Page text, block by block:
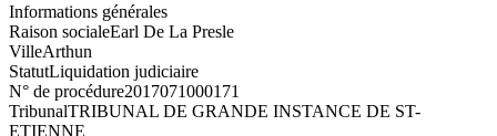
Informations générales
Raison socialeEarl De La Presle
VilleArthun
StatutLiquidation judiciaire
N° de procédure2017071000171
TribunalTRIBUNAL DE GRANDE INSTANCE DE ST-
ETIENNE